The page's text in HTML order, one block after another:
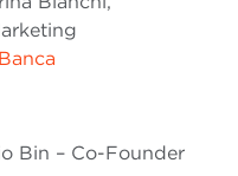
Bin – Co-Founder